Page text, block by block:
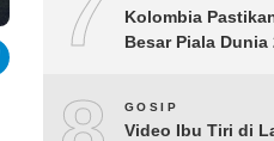
Kolombia
Besar Piala Dunia
GOSIP
Video Ibu Tiri di